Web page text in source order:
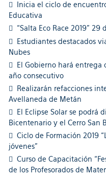
Inicia el ciclo de
Educativa
“Salta Eco Race 2019” 29
Estudiantes destacados
Nubes
El Gobierno hará entrega
año consecutivo
Realizarán refacciones
Avellaneda de Metán
El Eclipse Solar se podrá
Bicentenario y el Cerro San
Ciclo de Formación 2019
jóvenes”
Curso de Capacitación
de los Profesorados de